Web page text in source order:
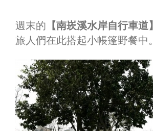
週末的 【南崁溪水岸自行車道】
旅人們在此搭起小帳篷野餐中。